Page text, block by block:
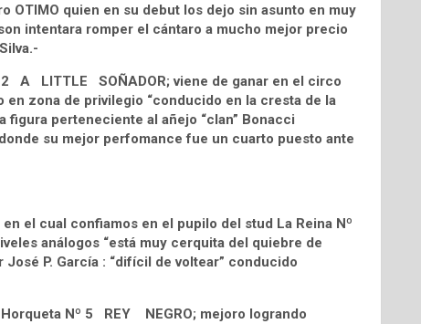
OTIMO quien en su debut los dejo sin asunto en muy
intentara romper el cántaro a mucho mejor precio
A LITTLE SOÑADOR; viene de ganar en el circo
zona de privilegio “conducido en la cresta de la
perteneciente al añejo “clan” Bonacci
su mejor perfomance fue un cuarto puesto ante
el cual confiamos en el pupilo del stud La Reina Nº
análogos “está muy cerquita del quiebre de
P. García : “difícil de voltear” conducido
Nº 5 REY NEGRO; mejoro logrando